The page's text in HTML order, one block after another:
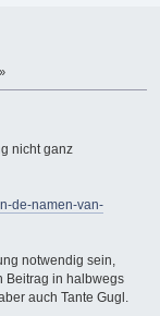
nicht ganz
de-namen-van-
notwendig sein,
Beitrag in halbwegs
auch Tante Gugl.